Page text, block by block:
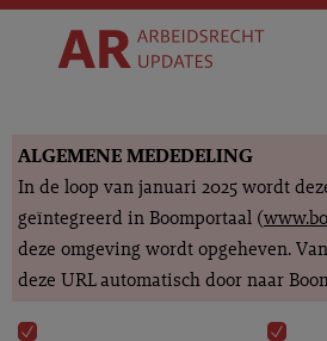
ALGEMENE MEDEDELING
In de loop van januari 2025 wordt
geïntegreerd in Boomportaal (
deze omgeving wordt opgeheven.
deze URL automatisch door naar